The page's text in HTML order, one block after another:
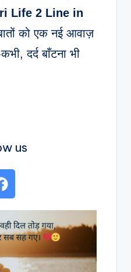
Life 2 Line in
को एक नई आवाज़
दर्द बाँटना भी
us